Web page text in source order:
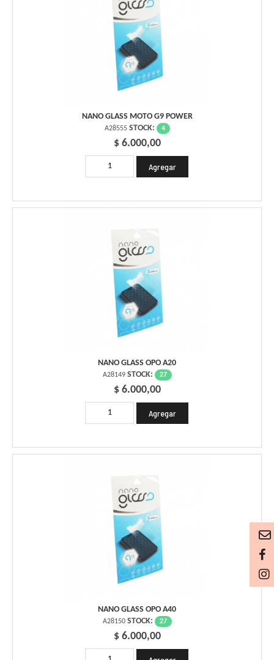
NANO GLASS MOTO G9 POWER
A28555 STOCK: 4
$ 6.000,00
NANO GLASS OPO A20
A28149 STOCK: 27
$ 6.000,00
NANO GLASS OPO A40
A28150 STOCK: 27
$ 6.000,00